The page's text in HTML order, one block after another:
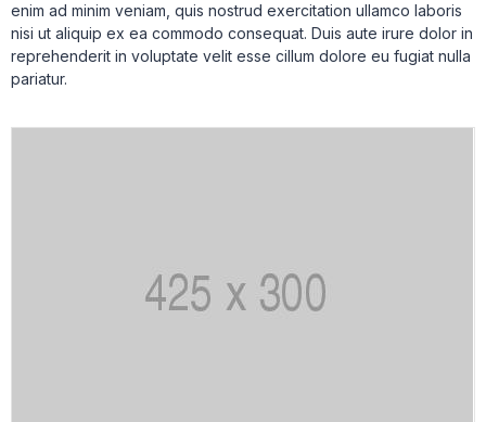
enim ad minim veniam, quis nostrud exercitation ullamco laboris
nisi ut aliquip ex ea commodo consequat. Duis aute irure dolor in
reprehenderit in voluptate velit esse cillum dolore eu fugiat nulla
pariatur.